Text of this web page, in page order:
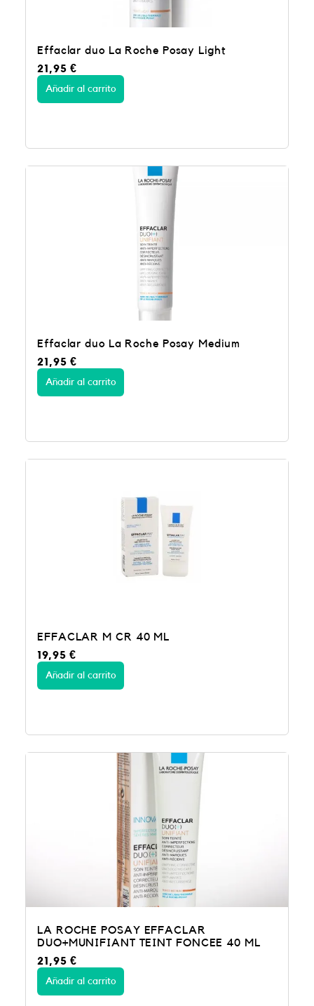
Effaclar duo La Roche Posay Light
21,95€
Añadir al carrito
Effaclar duo La Roche Posay Medium
21,95€
Añadir al carrito
EFFACLAR M CR 40 ML
19,95€
Añadir al carrito
LA ROCHE POSAY EFFACLAR
DUO+MUNIFIANT TEINT FONCEE 40 ML
21,95€
Añadir al carrito